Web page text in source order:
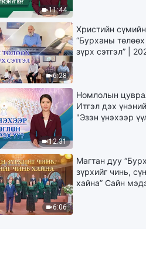
6:36
Амийн оролт | Эшлэл
6:50
Өдөр тутмын
Амийн оролт | Эшлэл
6:17
Өдөр тутмын
Амийн оролт | Эшлэл
11:44
6:28
Христийн
“Бурханы төлөөх
зүрх сэтгэл” |
12:31
Номлолын
Итгэл дэх
"Эзэн үнэхээр
6:06
Магтан дуу
зүрхийг чинь,
хайна” Сайн